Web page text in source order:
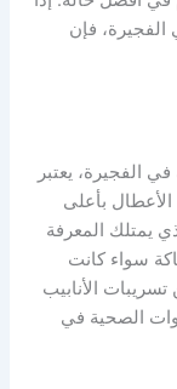
فإن
الفجيرة، يعتبر
الأعطال بأعلى
يمتلك المعرفة
سواء كانت
الأنابيب
الصحية في